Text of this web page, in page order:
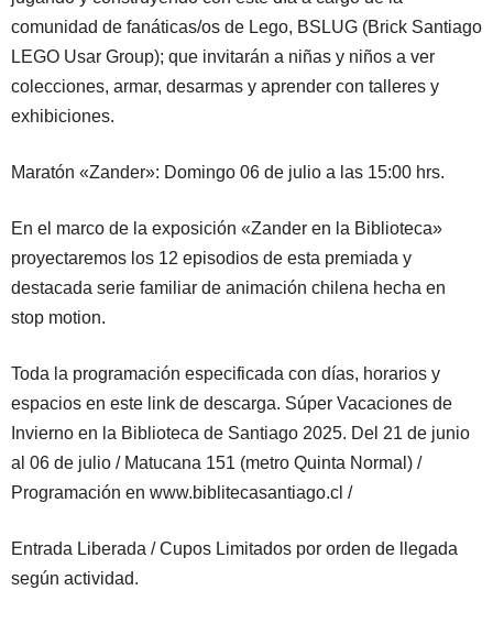
comunidad de fanáticas/os de Lego, BSLUG (Brick Santiago
LEGO Usar Group); que invitarán a niñas y niños a ver
colecciones, armar, desarmas y aprender con talleres y
exhibiciones.
Maratón «Zander»: Domingo 06 de julio a las 15:00 hrs.
En el marco de la exposición «Zander en la Biblioteca»
proyectaremos los 12 episodios de esta premiada y
destacada serie familiar de animación chilena hecha en
stop motion.
Toda la programación especificada con días, horarios y
espacios en este link de descarga. Súper Vacaciones de
Invierno en la Biblioteca de Santiago 2025. Del 21 de junio
al 06 de julio / Matucana 151 (metro Quinta Normal) /
Programación en www.biblitecasantiago.cl /
Entrada Liberada / Cupos Limitados por orden de llegada
según actividad.